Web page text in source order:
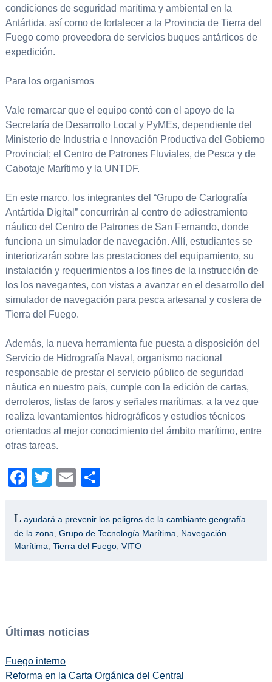
condiciones de seguridad marítima y ambiental en la
Antártida, así como de fortalecer a la Provincia de Tierra del
Fuego como proveedora de servicios buques antárticos de
expedición.
Para los organismos
Vale remarcar que el equipo contó con el apoyo de la
Secretaría de Desarrollo Local y PyMEs, dependiente del
Ministerio de Industria e Innovación Productiva del Gobierno
Provincial; el Centro de Patrones Fluviales, de Pesca y de
Cabotaje Marítimo y la UNTDF.
En este marco, los integrantes del “Grupo de Cartografía
Antártida Digital” concurrirán al centro de adiestramiento
náutico del Centro de Patrones de San Fernando, donde
funciona un simulador de navegación. Allí, estudiantes se
interiorizarán sobre las prestaciones del equipamiento, su
instalación y requerimientos a los fines de la instrucción de
los los navegantes, con vistas a avanzar en el desarrollo del
simulador de navegación para pesca artesanal y costera de
Tierra del Fuego.
Además, la nueva herramienta fue puesta a disposición del
Servicio de Hidrografía Naval, organismo nacional
responsable de prestar el servicio público de seguridad
náutica en nuestro país, cumple con la edición de cartas,
derroteros, listas de faros y señales marítimas, a la vez que
realiza levantamientos hidrográficos y estudios técnicos
orientados al mejor conocimiento del ámbito marítimo, entre
otras tareas.
Facebook
TwitterEmail
ayudará a prevenir los peligros de la cambiante geografía
de la zona ,Grupo de Tecnología Marítima
Navegación
Marítima ,Tierra del Fuego ,VITO
Últimas noticias
Fuego interno
Reforma en la Carta Orgánica del Central